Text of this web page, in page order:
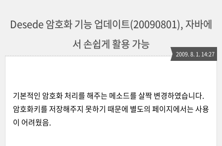
Desede 암호화 기능 업데이트(20090801), 자바에
서 손쉽게 활용 가능
2009. 8. 1. 14:27
기본적인 암호화 처리를 해주는 메소드를 살짝 변경하였습니다.
암호화키를 저장해주지 못하기 때문에 별도의 페이지에서는 사용
이 어려웠음.